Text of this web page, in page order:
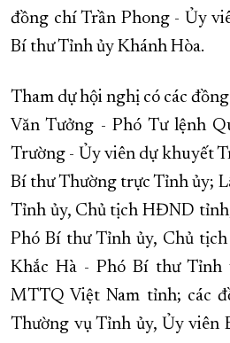
ĐẠI HỘI ĐẢNG CÁC CẤP TRANG
đồng chí Trần Phong - Ủy
Bí thư Tỉnh ủy Khánh Hòa.
Tham dự hội nghị có các
Văn Tưởng - Phó Tư lệnh
Trường - Ủy viên dự khuyết
Bí thư Thường trực Tỉnh ủy;
Tỉnh ủy, Chủ tịch HĐND
Phó Bí thư Tỉnh ủy, Chủ
Khắc Hà - Phó Bí thư Tỉnh
MTTQ Việt Nam tỉnh; các
Thường vụ Tỉnh ủy, Ủy viên